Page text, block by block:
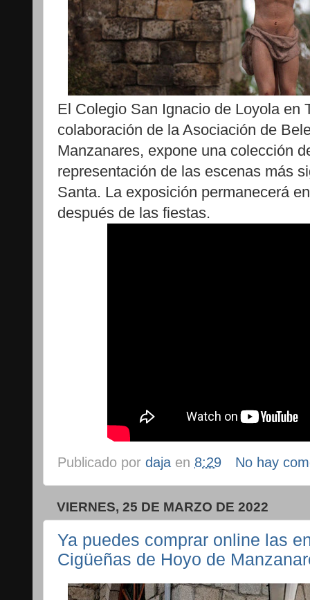
El Colegio San Ignacio de Loyola en
colaboración de la Asociación de
Manzanares, expone una colección
representación de las escenas más
Santa. La exposición permanecerá
después de las fiestas.
Publicado por daja en 8:29 No hay
VIERNES, 25 DE MARZO DE 2022
Ya puedes comprar online las
Cigüeñas de Hoyo de